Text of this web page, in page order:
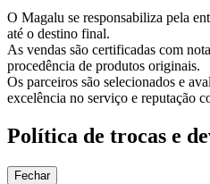
O Magalu se responsabiliza pela
até o destino final.
As vendas são certificadas com
procedência de produtos originais.
Os parceiros são selecionados e
excelência no serviço e reputação
Política de trocas e
Fechar